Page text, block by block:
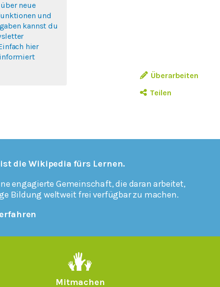
Überarbeiten
Teilen
neue
und
kannst du
hier
die Wikipedia fürs Lernen.
engagierte Gemeinschaft, die daran arbeitet,
Bildung weltweit frei verfügbar zu machen.
Mitmachen